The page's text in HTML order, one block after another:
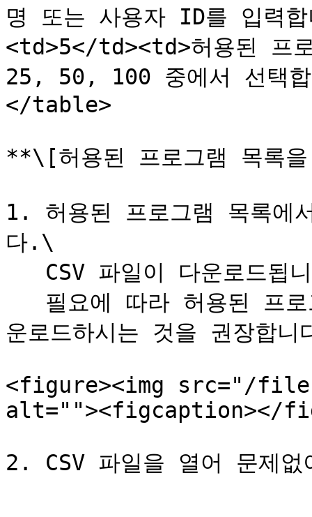
명 또는 사용자 ID를 입
<td>5</td><td>허용된 프
25, 50, 100 중에서 선택
</table>
**\[허용된 프로그램 목록
1. 허용된 프로그램 목록에
다.\
운로드하시는 것을 권장합니
<figure><img src="/files/
alt=""><figcaption></